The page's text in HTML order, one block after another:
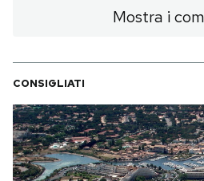
Mostra i
CONSIGLIATI